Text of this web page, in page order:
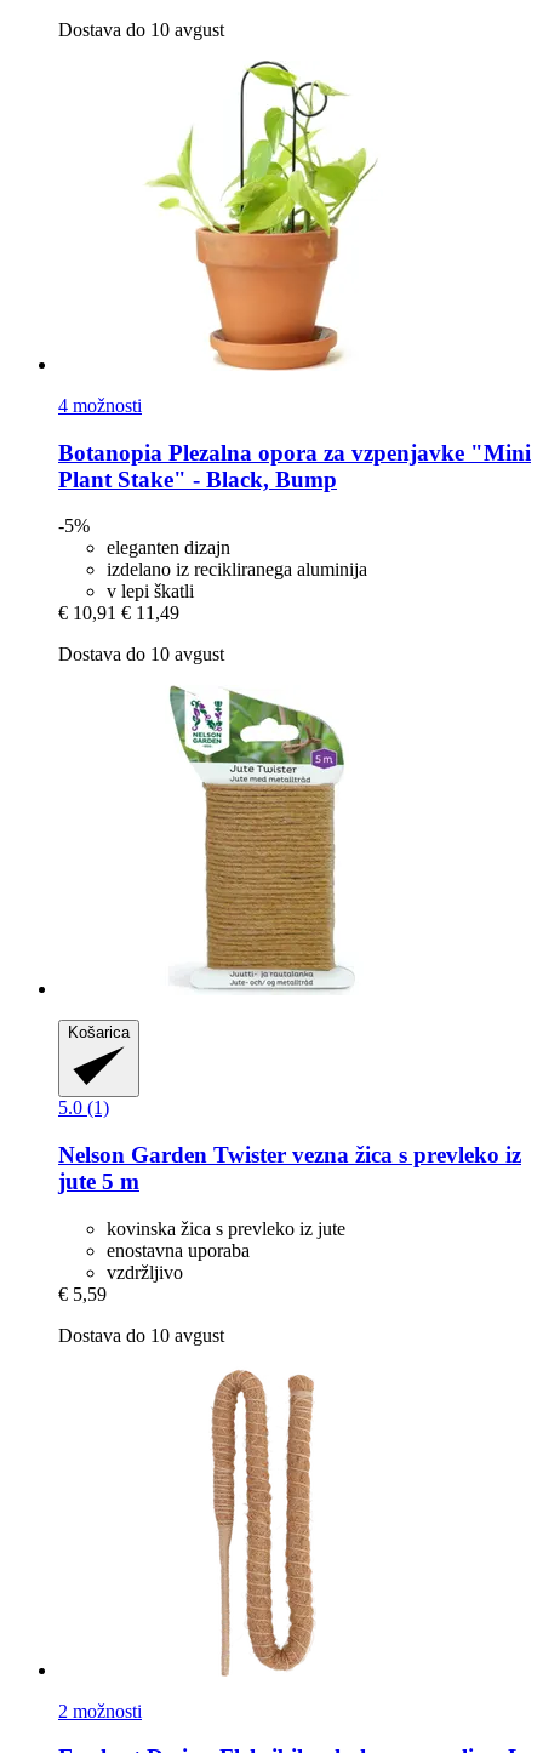
Dostava do 10 avgust
4 možnosti
Botanopia Plezalna opora za vzpenjavke "Mini
Plant Stake" -​ Black, Bump
-5%
eleganten dizajn
izdelano iz recikliranega aluminija
v lepi škatli
€ 10,91 € 11,49
Dostava do 10 avgust
Košarica
5.0 (1)
Nelson Garden Twister vezna žica s prevleko iz
jute 5 m
kovinska žica s prevleko iz jute
enostavna uporaba
vzdržljivo
€ 5,59
Dostava do 10 avgust
2 možnosti